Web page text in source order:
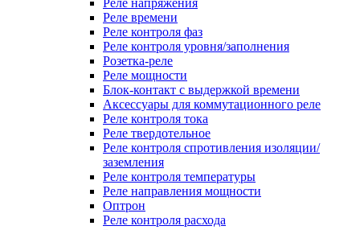
Реле напряжения
Реле времени
Реле контроля фаз
Реле контроля уровня/заполнения
Розетка-реле
Реле мощности
Блок-контакт с выдержкой времени
Аксессуары для коммутационного реле
Реле контроля тока
Реле твердотельное
Реле контроля спротивления изоляции/
заземления
Реле контроля температуры
Реле направления мощности
Оптрон
Реле контроля расхода